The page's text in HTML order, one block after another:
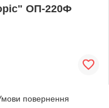
ОП-220Ф
повернення